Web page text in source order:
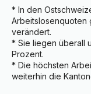
* In den
Arbeitslosenquoten
verändert.
* Sie liegen überall
Prozent.
* Die höchsten
weiterhin die